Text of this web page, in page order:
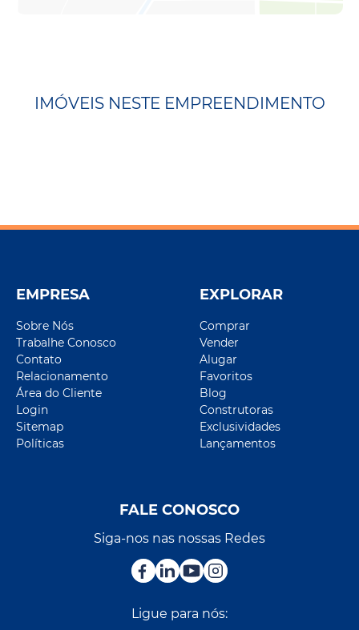
IMÓVEIS NESTE EMPREENDIMENTO
EMPRESA
Sobre Nós
Trabalhe Conosco
Contato
Relacionamento
Área do Cliente
Login
Sitemap
Políticas
EXPLORAR
Comprar
Vender
Alugar
Favoritos
Blog
Construtoras
Exclusividades
Lançamentos
FALE CONOSCO
Siga-nos nas nossas Redes
Ligue para nós: